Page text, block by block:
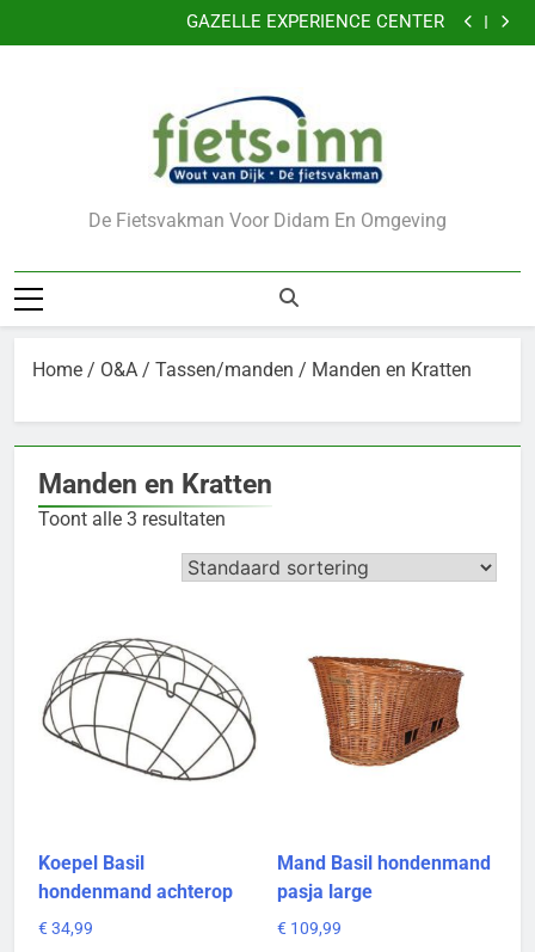
naar
GAZELLE EXPERIENCE CENTER
VERKLEIN DE KANS OP DIEFSTAL VAN UW FIETS
GAZELLE EXPERIENCE CENTER
VERKLEIN DE KANS OP DIEFSTAL VAN UW FIETS
De Fietsvakman Voor Didam En Omgeving
Home / O&A / Tassen/manden / Manden en Kratten
Manden en Kratten
Toont alle 3 resultaten
Koepel Basil
hondenmand achterop
€ 34,99
Mand Basil hondenmand
pasja large
€ 109,99